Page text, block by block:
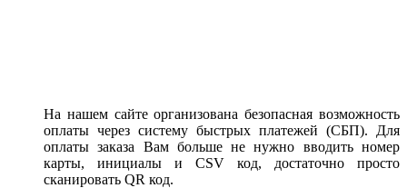
На нашем сайте организована безопасная возможность
оплаты через систему быстрых платежей (СБП). Для
оплаты заказа Вам больше не нужно вводить номер
карты, инициалы и CSV код, достаточно просто
сканировать QR код.